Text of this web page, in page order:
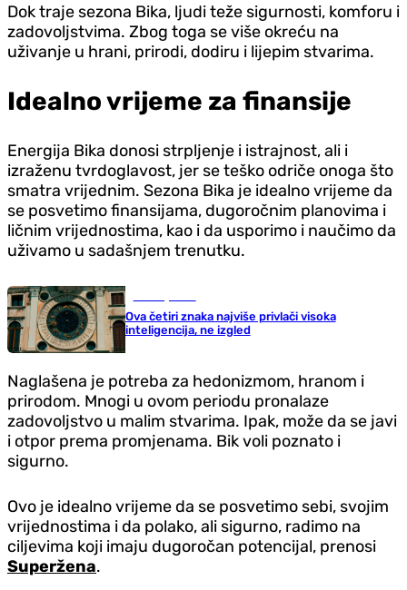
Dok traje sezona Bika, ljudi teže sigurnosti, komforu i
zadovoljstvima. Zbog toga se više okreću na
uživanje u hrani, prirodi, dodiru i lijepim stvarima.
Idealno vrijeme za finansije
Energija Bika donosi strpljenje i istrajnost, ali i
izraženu tvrdoglavost, jer se teško odriče onoga što
smatra vrijednim. Sezona Bika je idealno vrijeme da
se posvetimo finansijama, dugoročnim planovima i
ličnim vrijednostima, kao i da usporimo i naučimo da
uživamo u sadašnjem trenutku.
Ova četiri znaka najviše privlači visoka
inteligencija, ne izgled
Naglašena je potreba za hedonizmom, hranom i
prirodom. Mnogi u ovom periodu pronalaze
zadovoljstvo u malim stvarima. Ipak, može da se javi
i otpor prema promjenama. Bik voli poznato i
sigurno.
Ovo je idealno vrijeme da se posvetimo sebi, svojim
vrijednostima i da polako, ali sigurno, radimo na
ciljevima koji imaju dugoročan potencijal, prenosi
Superžena.